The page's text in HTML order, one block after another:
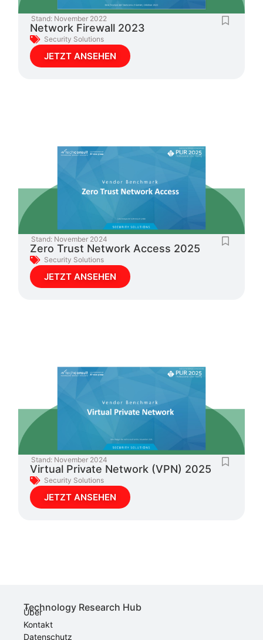
Stand: November 2022
Network Firewall 2023
Security Solutions
JETZT ANSEHEN
Stand: November 2024
Zero Trust Network Access 2025
Security Solutions
JETZT ANSEHEN
Stand: November 2024
Virtual Private Network (VPN) 2025
Security Solutions
JETZT ANSEHEN
Technology Research Hub
Über
Kontakt
Datenschutz